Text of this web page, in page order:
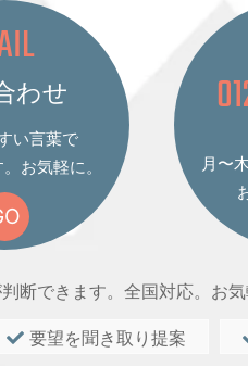
わせ
い言葉で
お気軽に。
月〜
断できます。全国対応。お気
要望を聞き取り提案